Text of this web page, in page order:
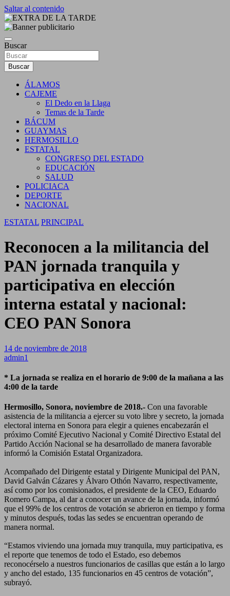
Saltar al contenido
EXTRA DE LA TARDE
COMUNIDAD
Buscar
Buscar
ÁLAMOS
CAJEME
El Dedo en la Llaga
Temas de la Tarde
BÁCUM
GUAYMAS
HERMOSILLO
ESTATAL
CONGRESO DEL ESTADO
EDUCACIÓN
SALUD
POLICIACA
DEPORTE
NACIONAL
ESTATAL PRINCIPAL
Reconocen a la militancia del
PAN jornada tranquila y
participativa en elección
interna estatal y nacional:
CEO PAN Sonora
14 de noviembre de 2018
admin1
* La jornada se realiza en el horario de 9:00 de la mañana a las
4:00 de la tarde
Hermosillo, Sonora, noviembre de 2018.- Con una favorable
asistencia de la militancia a ejercer su voto libre y secreto, la jornada
electoral interna en Sonora para elegir a quienes encabezarán el
próximo Comité Ejecutivo Nacional y Comité Directivo Estatal del
Partido Acción Nacional se ha desarrollado de manera favorable
informó la Comisión Estatal Organizadora.
Acompañado del Dirigente estatal y Dirigente Municipal del PAN,
David Galván Cázares y Álvaro Othón Navarro, respectivamente,
así como por los comisionados, el presidente de la CEO, Eduardo
Romero Campa, al dar a conocer un avance de la jornada, informó
que el 99% de los centros de votación se abrieron en tiempo y forma
y minutos después, todas las sedes se encuentran operando de
manera normal.
“Estamos viviendo una jornada muy tranquila, muy participativa, es
el reporte que tenemos de todo el Estado, eso debemos
reconocérselo a nuestros funcionarios de casillas que están a lo largo
y ancho del estado, 135 funcionarios en 45 centros de votación”,
subrayó.